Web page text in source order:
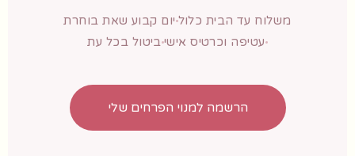
משלוח עד הבית כלול יום קבוע שאת בוחרת
עטיפה וכרטיס אישי ביטול בכל עת
הרשמה למנוי הפרחים שלי